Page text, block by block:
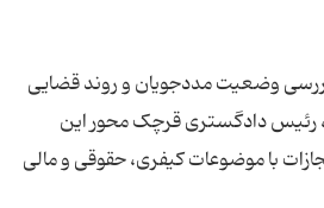
وضعیت مددجویان و روند قضایی
رئیس دادگستری قرچک محور این
با موضوعات کیفری، حقوقی و مالی